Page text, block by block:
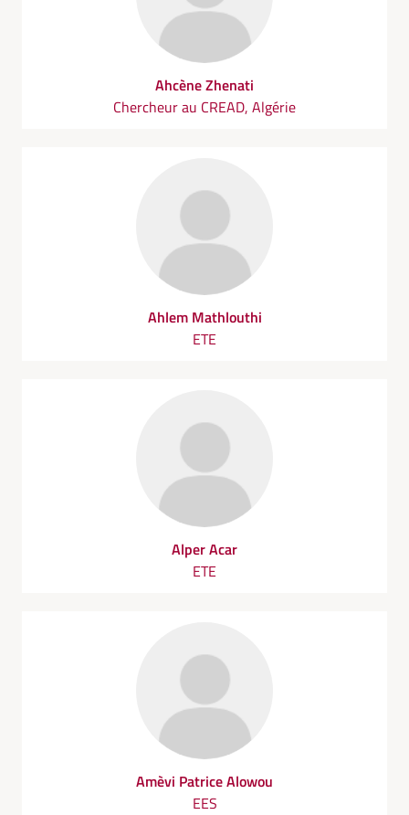
Ahcène Zhenati
Chercheur au CREAD, Algérie
Ahlem Mathlouthi
ETE
Alper Acar
ETE
Amèvi Patrice Alowou
EES